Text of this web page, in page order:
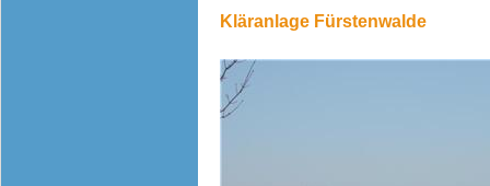
Kläranlage Fürstenwalde